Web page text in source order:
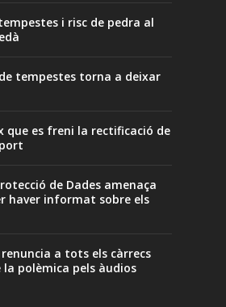
i risc de pedra al
tempestes torna a deixar
que es freni la rectificació de
de Dades amenaça
haver informat sobre els
renuncia a tots els càrrecs
polèmica pels àudios